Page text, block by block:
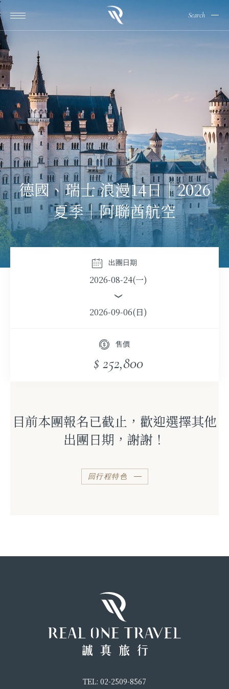
Search
德國、瑞士 浪漫14日｜2026
夏季｜阿聯酋航空
出團日期
2026-08-24(一)
2026-09-06(日)
售價
$ 252,800
目前本團報名已截止，歡迎選擇其他
出團日期，謝謝！
回行程特色
TEL: 02-2509-8567